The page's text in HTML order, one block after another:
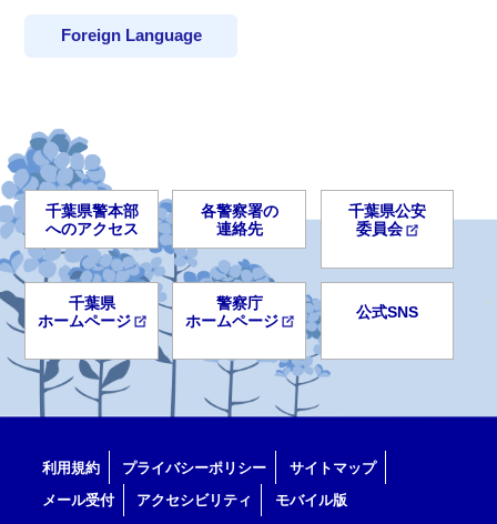
Foreign Language
千葉県警本部
へのアクセス
各警察署の
連絡先
千葉県公安
委員会
千葉県
ホームページ
警察庁
ホームページ
公式SNS
利用規約 プライバシーポリシー
サイトマップ
メール受付
アクセシビリティ モバイル版